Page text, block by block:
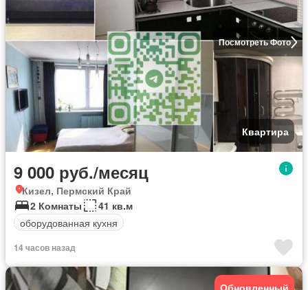
Посмотреть Фото
Квартира
9 000 руб./месяц
Кизел, Пермский Край
2 Комнаты
41 кв.м
оборудованная кухня
14 часов назад